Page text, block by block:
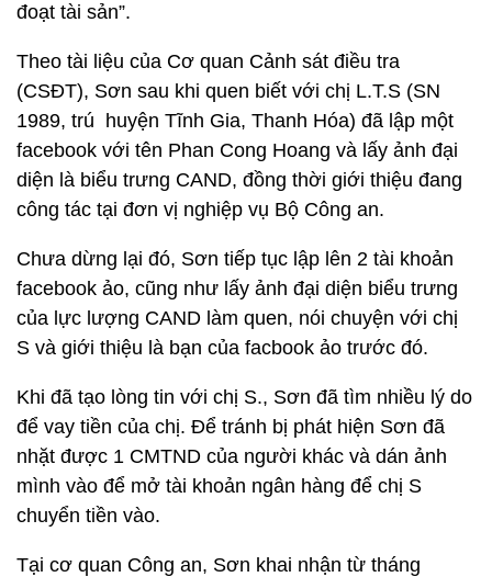
đoạt tài sản”.
Theo tài liệu của Cơ quan Cảnh sát điều tra
(CSĐT), Sơn sau khi quen biết với chị L.T.S (SN
1989, trú huyện Tĩnh Gia, Thanh Hóa) đã lập một
facebook với tên Phan Cong Hoang và lấy ảnh đại
diện là biểu trưng CAND, đồng thời giới thiệu đang
công tác tại đơn vị nghiệp vụ Bộ Công an.
Chưa dừng lại đó, Sơn tiếp tục lập lên 2 tài khoản
facebook ảo, cũng như lấy ảnh đại diện biểu trưng
của lực lượng CAND làm quen, nói chuyện với chị
S và giới thiệu là bạn của facbook ảo trước đó.
Khi đã tạo lòng tin với chị S., Sơn đã tìm nhiều lý do
để vay tiền của chị. Để tránh bị phát hiện Sơn đã
nhặt được 1 CMTND của người khác và dán ảnh
mình vào để mở tài khoản ngân hàng để chị S
chuyển tiền vào.
Tại cơ quan Công an, Sơn khai nhận từ tháng